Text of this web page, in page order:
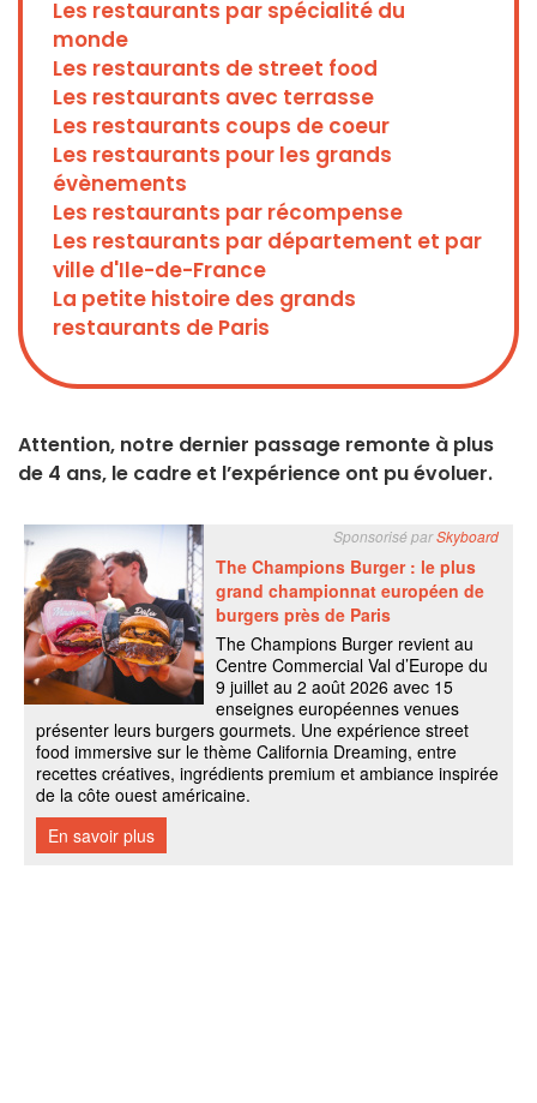
Les restaurants par spécialité du
monde
Les restaurants de street food
Les restaurants avec terrasse
Les restaurants coups de coeur
Les restaurants pour les grands
évènements
Les restaurants par récompense
Les restaurants par département et par
ville d'Ile-de-France
La petite histoire des grands
restaurants de Paris
Attention, notre dernier passage remonte à plus
de 4 ans, le cadre et l’expérience ont pu évoluer.